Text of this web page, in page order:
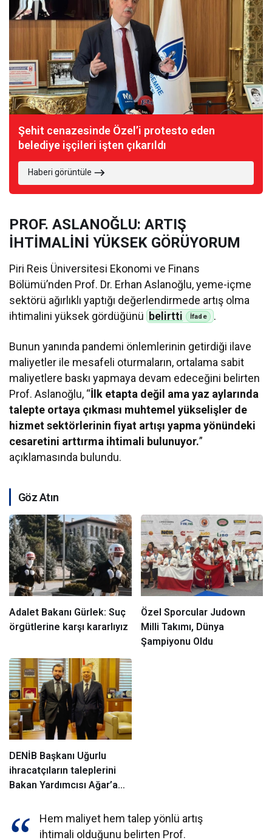
Şehit cenazesinde Özel’i protesto eden
belediye işçileri işten çıkarıldı
Haberi görüntüle
PROF. ASLANOĞLU: ARTIŞ
İHTİMALİNİ YÜKSEK GÖRÜYORUM
Piri Reis Üniversitesi Ekonomi ve Finans
Bölümü’nden Prof. Dr. Erhan Aslanoğlu, yeme-içme
sektörü ağırlıklı yaptığı değerlendirmede artış olma
ihtimalini yüksek gördüğünü belirtti .
Bunun yanında pandemi önlemlerinin getirdiği ilave
maliyetler ile mesafeli oturmaların, ortalama sabit
maliyetlere baskı yapmaya devam edeceğini belirten
Prof. Aslanoğlu, “İlk etapta değil ama yaz aylarında
talepte ortaya çıkması muhtemel yükselişler de
hizmet sektörlerinin fiyat artışı yapma yönündeki
cesaretini arttırma ihtimali bulunuyor.”
açıklamasında bulundu.
Göz Atın
Adalet Bakanı Gürlek: Suç
örgütlerine karşı kararlıyız
Özel Sporcular Judown
Milli Takımı, Dünya
Şampiyonu Oldu
DENİB Başkanı Uğurlu
ihracatçıların taleplerini
Bakan Yardımcısı Ağar’a
Hem maliyet hem talep yönlü artış
ihtimali olduğunu belirten Prof.